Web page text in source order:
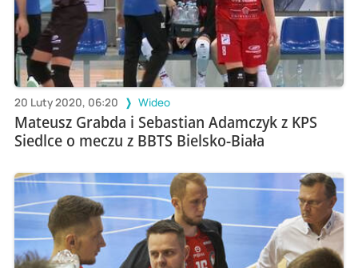
20 Luty 2020, 06:20 Wideo
Mateusz Grabda i Sebastian Adamczyk z KPS
Siedlce o meczu z BBTS Bielsko-Biała